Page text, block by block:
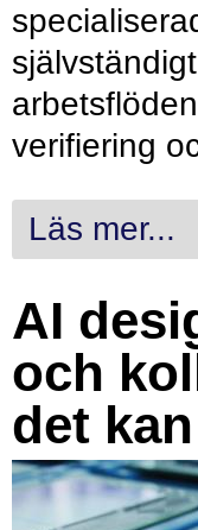
verifiering
Läs mer...
AI
och
det